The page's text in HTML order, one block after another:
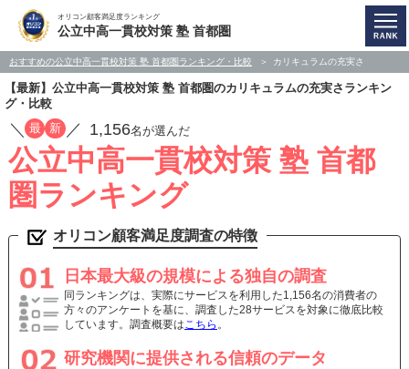
オリコン顧客満足度ランキング
公立中高一貫校対策 塾 首都圏
おすすめの公立中高一貫校対策 塾 首都圏ランキング・比較 カリキュラムの充実さ
【最新】公立中高一貫校対策 塾 首都圏のカリキュラムの充実さランキン
グ・比較
／ 最 新 ／ 1,156名が選んだ
公立中高一貫校対策 塾 首都
圏ランキング
オリコン顧客満足度調査の特徴
日本最大級の規模による独自の調査
同ランキングは、実際にサービスを利用した1,156名の消費者の
方々のアンケートを基に、調査した28サービスを対象に徹底比較
しています。調査概要はこちら 。
研究機関に提供される信頼のデータ